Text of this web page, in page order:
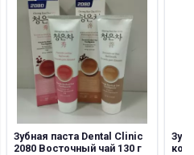
Зубная паста Dental Clinic
2080 Восточный чай 130 г